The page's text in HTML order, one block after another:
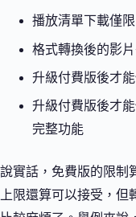
播放清單下載僅限
格式轉換後的影
升級付費版後才
升級付費版後才
完整功能
說實話，免費版的限制
上限還算可以接受，但